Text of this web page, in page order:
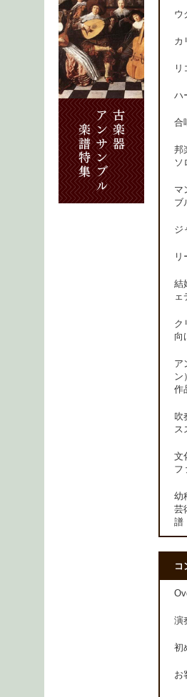
ウ
カ
リ
ハ
合
邦
ソ
マ
ブ
ジ
リ
結
ェ
ク
向
ア
ン
作
吹
ス
文
フ
幼
芸
譜
コ
演
初
お